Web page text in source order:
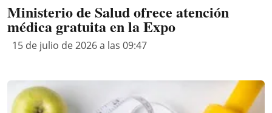
Ministerio de Salud ofrece atención
médica gratuita en la Expo
15 de julio de 2026 a las 09:47